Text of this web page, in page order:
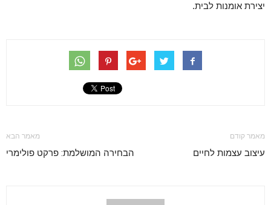
יצירת אומנות לבית.
מאמר קודם
עיצוב עצמות לחיים
מאמר הבא
הבחירה המושלמת: פרקט פולימרי